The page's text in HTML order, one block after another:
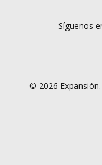
Síguenos
© 2026 Expansión.